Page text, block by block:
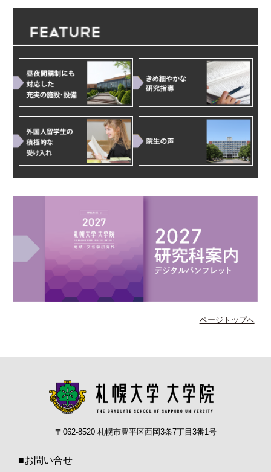
ページトップへ
〒062-8520 札幌市豊平区西岡3条7丁目3番1号
■お問い合せ